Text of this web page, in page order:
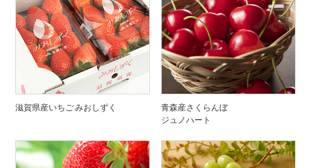
滋賀県産いちご みおしずく
青森産さくらんぼ
ジュノハート